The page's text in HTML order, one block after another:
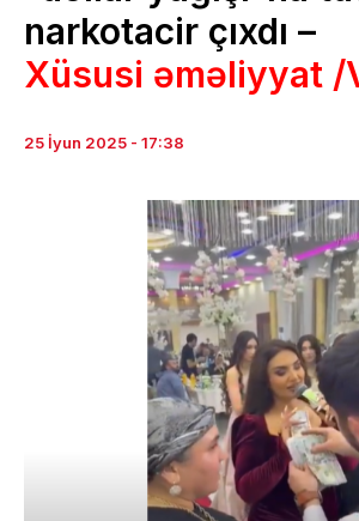
narkotacir çıxdı –
Xüsusi əməliyyat /
25 İyun 2025 - 17:38